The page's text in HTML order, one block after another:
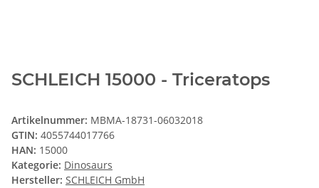
SCHLEICH 15000 - Triceratops
Artikelnummer: MBMA-18731-06032018
GTIN: 4055744017766
HAN: 15000
Kategorie: Dinosaurs
Hersteller: SCHLEICH GmbH